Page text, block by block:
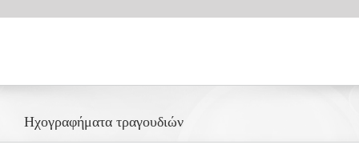
Ηχογραφήματα τραγουδιών